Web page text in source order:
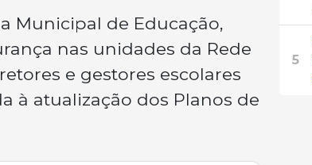
Municipal de Educação,
nas unidades da Rede
e gestores escolares
à atualização dos Planos de
5